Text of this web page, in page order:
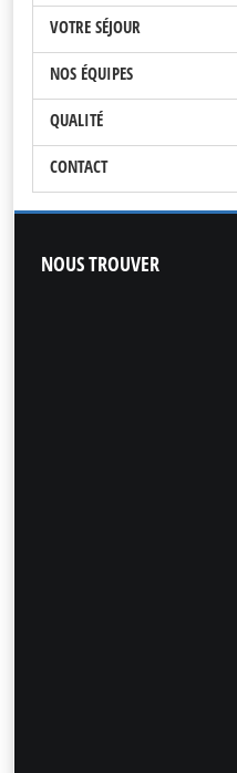
VOTRE SÉJOUR
NOS ÉQUIPES
QUALITÉ
CONTACT
NOUSTROUVER